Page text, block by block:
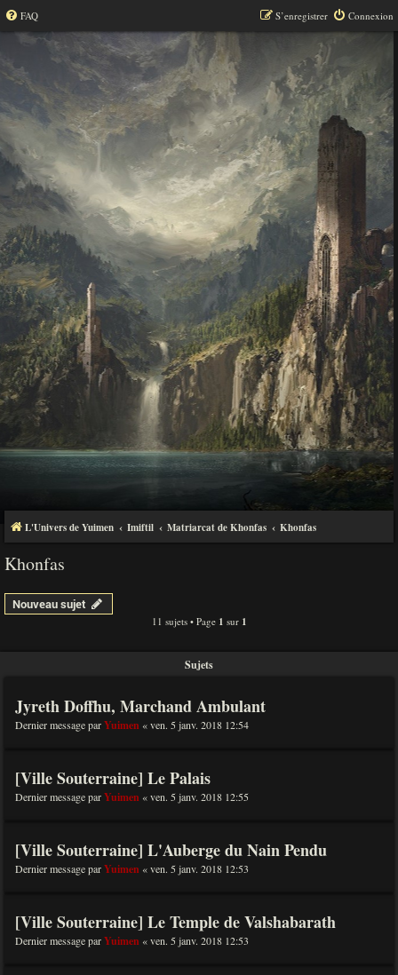
FAQ Connexion
S’enregistrer
L'Univers de Yuimen Imiftil Matriarcat de Khonfas Khonfas
Khonfas
Nouveau sujet
11 sujets • Page 1 sur 1
Sujets
Jyreth Doffhu, Marchand Ambulant
Dernier message parYuimen «ven. 5 janv. 2018 12:54
[Ville Souterraine] Le Palais
Dernier message parYuimen «ven. 5 janv. 2018 12:55
[Ville Souterraine] L'Auberge du Nain Pendu
Dernier message parYuimen «ven. 5 janv. 2018 12:53
[Ville Souterraine] Le Temple de Valshabarath
Dernier message parYuimen «ven. 5 janv. 2018 12:53